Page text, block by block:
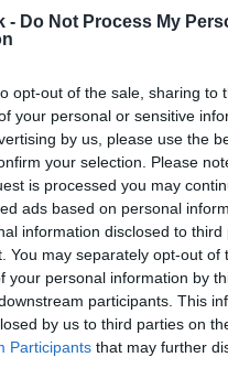
- Do Not Process My
opt-out of the sale, sharing to
your personal or sensitive
by us, please use the
your selection. Please
is processed you may
ads based on personal
information disclosed to
You may separately opt-out of
your personal information by
participants. This
by us to third parties on
Participants that may further
también contabiliza
deportivos, de
las ligas europeas y
segmentados por
marcas, categorías
aproximado de cada
información, contacta con
2Playbookcomo fuente
gratuita
informado con las últimas noticias